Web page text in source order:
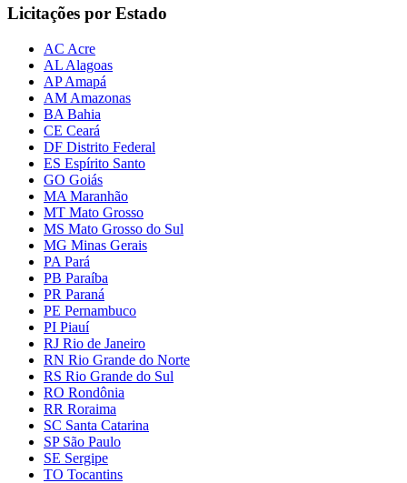
Licitações por Estado
AC Acre
AL Alagoas
AP Amapá
AM Amazonas
BA Bahia
CE Ceará
DF Distrito Federal
ES Espírito Santo
GO Goiás
MA Maranhão
MT Mato Grosso
MS Mato Grosso do Sul
MG Minas Gerais
PA Pará
PB Paraíba
PR Paraná
PE Pernambuco
PI Piauí
RJ Rio de Janeiro
RN Rio Grande do Norte
RS Rio Grande do Sul
RO Rondônia
RR Roraima
SC Santa Catarina
SP São Paulo
SE Sergipe
TO Tocantins